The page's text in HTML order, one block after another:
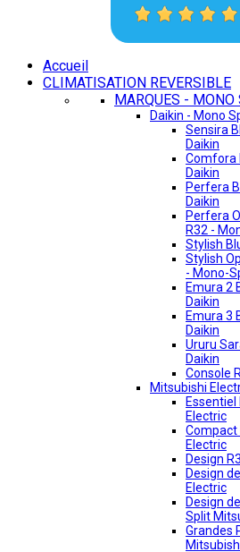
Accueil
CLIMATISATION REVERSIBLE
MARQUES -
Daikin - Mono
Sensira
Daikin
Comfora
Daikin
Perfera
Daikin
Perfera
R32 -
Stylish
Stylish
- Mono-
Emura 2
Daikin
Emura 3
Daikin
Ururu
Daikin
Console
Mitsubishi
Electric
Compact
Electric
Design
Design
Electric
Design
Split
Grandes